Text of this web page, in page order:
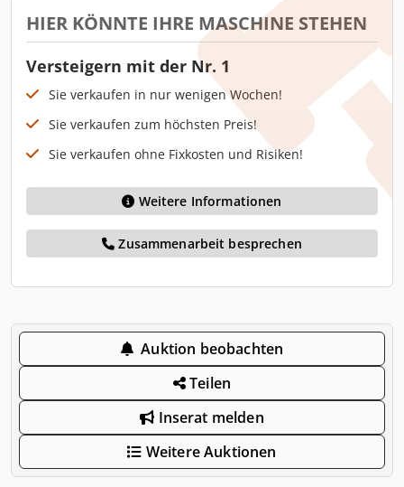
HIER KÖNNTE IHRE MASCHINE STEHEN
Versteigern mit der Nr. 1
Sie verkaufen in nur wenigen Wochen!
Sie verkaufen zum höchsten Preis!
Sie verkaufen ohne Fixkosten und Risiken!
Weitere Informationen
Zusammenarbeit besprechen
Auktion beobachten
Teilen
Inserat melden
Weitere Auktionen